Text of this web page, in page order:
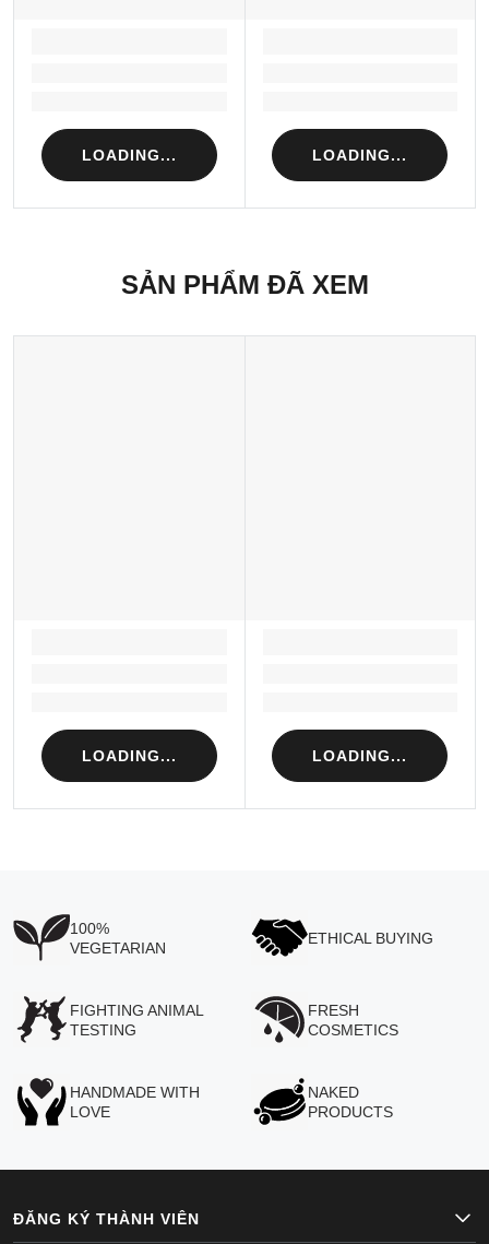
LOADING... LOADING...
SẢN PHẨM ĐÃ XEM
LOADING... LOADING...
100%
VEGETARIAN
ETHICAL BUYING
FIGHTING ANIMAL
TESTING
FRESH
COSMETICS
HANDMADE WITH
LOVE
NAKED
PRODUCTS
ĐĂNG KÝ THÀNH VIÊN